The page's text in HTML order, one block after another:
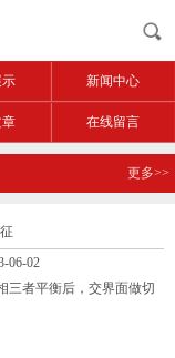
示 新闻中心
在线留言
更多>>
06-02
者平衡后，交界面做切